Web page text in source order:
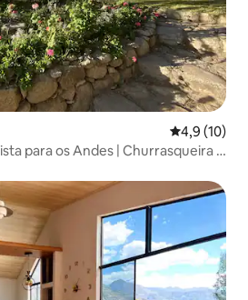
4,9 de uma
4,9 (10)
para os Andes | Churrasqueira e